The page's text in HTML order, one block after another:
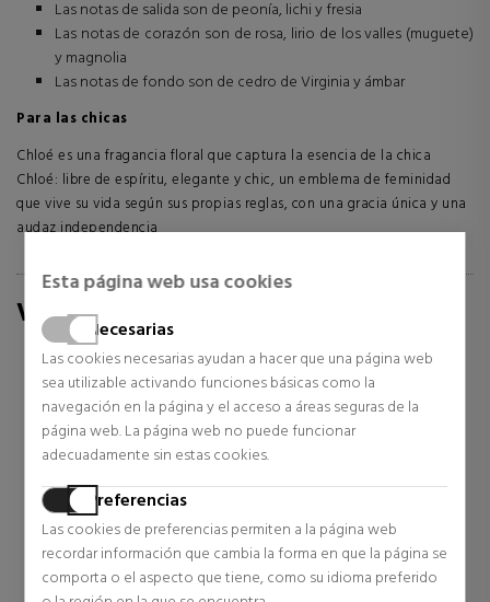
Esta página web usa cookies
Necesarias
Las cookies necesarias ayudan a hacer que una página web
sea utilizable activando funciones básicas como la
navegación en la página y el acceso a áreas seguras de la
página web. La página web no puede funcionar
adecuadamente sin estas cookies.
Preferencias
Las cookies de preferencias permiten a la página web
recordar información que cambia la forma en que la página se
comporta o el aspecto que tiene, como su idioma preferido
Las notas de salida son de peonía, lichi y fresia
Las notas de corazón son de rosa, lirio de los valles (muguete)
y magnolia
Las notas de fondo son de cedro de Virginia y ámbar
Para las chicas
Chloé es una fragancia floral que captura la esencia de la chica
Chloé: libre de espíritu, elegante y chic, un emblema de feminidad
que vive su vida según sus propias reglas, con una gracia única y una
audaz independencia
VALORACIÓN A SABINA.COM/ES
4.81/5.00
Excelente
5 estrellas
4 estrellas
11
3 estrellas
1%
2 estrellas
< 1 %